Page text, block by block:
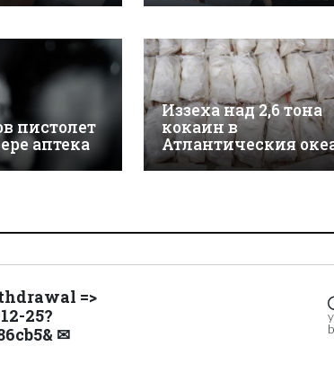
пистолет
аптека
Иззеха над 2,6 тона
кокаин в
Атлантическия
=>
25?
✉